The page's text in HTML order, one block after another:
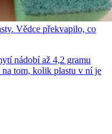
Vědce překvapilo, co
nádobí až 4,2 gramu
tom, kolik plastu v ní je